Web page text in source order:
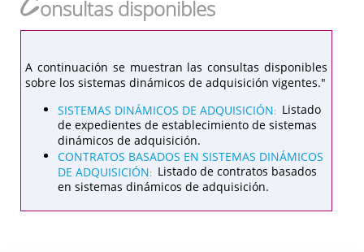
onsultas disponibles
A continuación se muestran las consultas disponibles
sobre los sistemas dinámicos de adquisición vigentes."
SISTEMAS DINÁMICOS DE ADQUISICIÓN: Listado
de expedientes de establecimiento de sistemas
dinámicos de adquisición.
CONTRATOS BASADOS EN SISTEMAS DINÁMICOS
DE ADQUISICIÓN: Listado de contratos basados
en sistemas dinámicos de adquisición.